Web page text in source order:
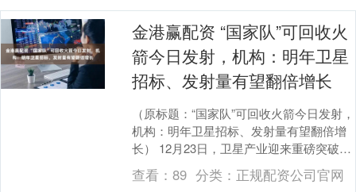
金港赢配资 “国家队”可回收火
箭今日发射，机构：明年卫星
招标、发射量有望翻倍增长
（原标题：“国家队”可回收火箭今日发射，
机构：明年卫星招标、发射量有望翻倍增
长） 12月23日，卫星产业迎来重磅突破，
据太空任务追踪网站，可回收火箭“国家
队”长....
查看：89 分类： 正规配资公司官网